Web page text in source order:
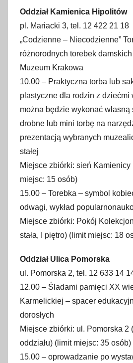
Oddział Kamienica Hipolitów
pl. Mariacki 3, tel. 12 422 21 18
„Codzienne – Niecodzienne”
różnorodnych torebek
Muzeum Krakowa
10.00 – Praktyczna torba lub
plastyczne dla rodzin z dziećmi
można będzie wykonać własną
drobne lub mini torbę na
prezentacją wybranych
stałej
Miejsce zbiórki: sień
miejsc: 15 osób)
15.00 – Torebka – symbol
odwagi, wykład
Miejsce zbiórki: Pokój
stała, I piętro) (limit miejsc: 18
Oddział Ulica Pomorska
ul. Pomorska 2, tel. 12 633 14
12.00 – Śladami pamięci XX
Karmelickiej – spacer
dorosłych
Miejsce zbiórki: ul. Pomorska 2
oddziału) (limit miejsc: 35 osób)
15.00 – oprowadzanie po